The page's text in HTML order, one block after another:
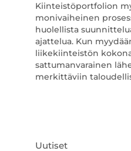
Kiinteistöportfolion
monivaiheinen
huolellista
ajattelua. Kun
liikekiinteistön
sattumanvarainen
merkittäviin
Uutiset